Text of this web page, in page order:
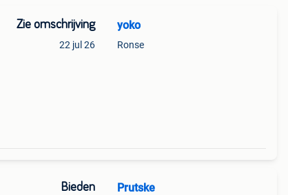
Zie omschrijving
22 jul 26
yoko
Ronse
Bieden Prutske